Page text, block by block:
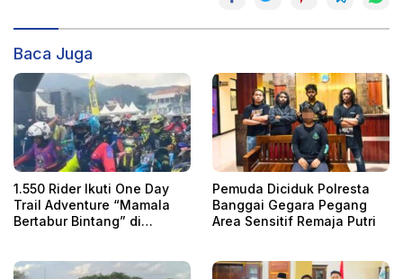
Baca Juga
1.550 Rider Ikuti One Day
Trail Adventure “Mamala
Bertabur Bintang” di
Pemuda Diciduk Polresta
Banggai Gegara Pegang
Area Sensitif Remaja Putri